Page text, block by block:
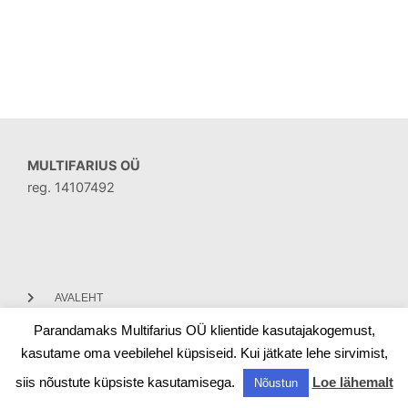
MULTIFARIUS OÜ
reg. 14107492
AVALEHT
KONTAKT
Parandamaks Multifarius OÜ klientide kasutajakogemust,
kasutame oma veebilehel küpsiseid. Kui jätkate lehe sirvimist,
siis nõustute küpsiste kasutamisega.
Nõustun Loe lähemalt